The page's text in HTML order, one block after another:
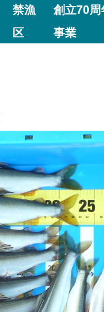
禁漁
区
創立70
事業